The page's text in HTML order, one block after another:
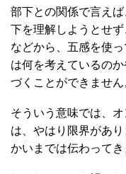
部下との関係で言え
下を理解しようとせ
などから、五感を使
は何を考えているの
づくことができません
そういう意味では、
は、やはり限界があ
かいまでは伝わってき